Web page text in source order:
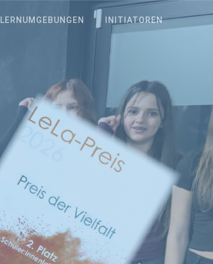
LERNUMGEBUNGEN INITIATOREN